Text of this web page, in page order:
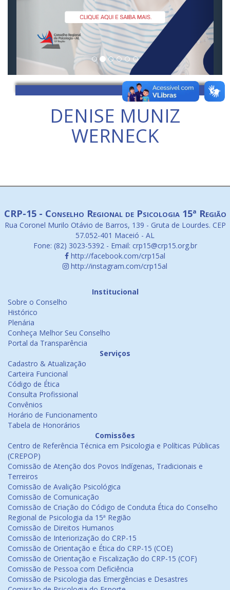
DENISE MUNIZ
WERNECK
CRP-15 - Conselho Regional de Psicologia 15ª Região
Rua Coronel Murilo Otávio de Barros, 139 - Gruta de Lourdes. CEP
57.052-401 Maceió - AL
Fone: (82) 3023-5392 - Email: crp15@crp15.org.br
http://facebook.com/crp15al
http://instagram.com/crp15al
Institucional
Sobre o Conselho
Histórico
Plenária
Conheça Melhor Seu Conselho
Portal da Transparência
Serviços
Cadastro & Atualização
Carteira Funcional
Código de Ética
Consulta Profissional
Convênios
Horário de Funcionamento
Tabela de Honorários
Comissões
Centro de Referência Técnica em Psicologia e Políticas Públicas
(CREPOP)
Comissão de Atenção dos Povos Indígenas, Tradicionais e
Terreiros
Comissão de Avalição Psicológica
Comissão de Comunicação
Comissão de Criação do Código de Conduta Ética do Conselho
Regional de Psicologia da 15ª Região
Comissão de Direitos Humanos
Comissão de Interiorização do CRP-15
Comissão de Orientação e Ética do CRP-15 (COE)
Comissão de Orientação e Fiscalização do CRP-15 (COF)
Comissão de Pessoa com Deficiência
Comissão de Psicologia das Emergências e Desastres